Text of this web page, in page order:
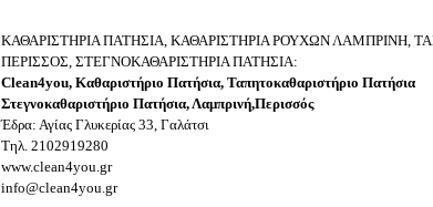
ΚΑΘΑΡΙΣΤΗΡΙΑ ΠΑΤΗΣΙΑ, ΚΑΘΑΡΙΣΤΗΡΙΑ ΡΟΥΧΩΝ ΛΑΜΠΡΙΝΗ,
ΠΕΡΙΣΣΟΣ, ΣΤΕΓΝΟΚΑΘΑΡΙΣΤΗΡΙΑ ΠΑΤΗΣΙΑ:
Clean4you, Καθαριστήριο Πατήσια, Ταπητοκαθαριστήριο Πατήσια
Στεγνοκαθαριστήριο Πατήσια, Λαμπρινή,Περισσός
Έδρα: Αγίας Γλυκερίας 33, Γαλάτσι
Τηλ. 2102919280
www.clean4you.gr
info@clean4you.gr